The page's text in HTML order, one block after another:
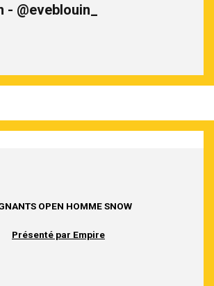
- @eveblouin_
OPEN HOMME SNOW
Présenté par Empire